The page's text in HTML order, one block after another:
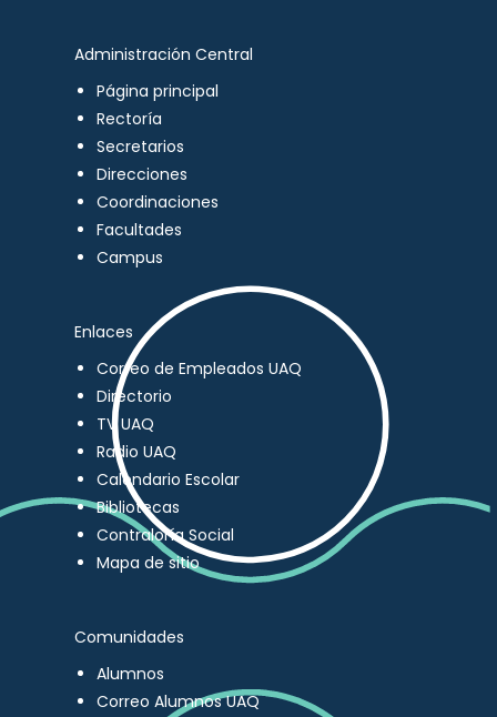
Administración Central
Página principal
Rectoría
Secretarios
Direcciones
Coordinaciones
Facultades
Campus
Enlaces
Correo de Empleados UAQ
Directorio
TV UAQ
Radio UAQ
Calendario Escolar
Bibliotecas
Contraloría Social
Mapa de sitio
Comunidades
Alumnos
Correo Alumnos UAQ